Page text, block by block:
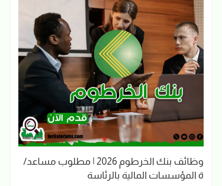
وظائف بنك الخرطوم 2026 | مطلوب مساعد/
ة المؤسسات المالية بالرئاسة